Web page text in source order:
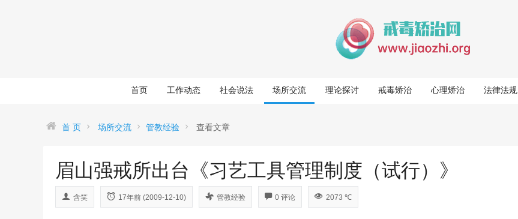
首页 工作动态 社会说法 场所交流 理论探讨 戒毒矫治 心理矫治 法律法规
首 页 场所交流 管教经验 查看文章
眉山强戒所出台《习艺工具管理制度（试行）》
含笑 17年前 (2009-12-10) 管教经验 0 评论 2073 ℃